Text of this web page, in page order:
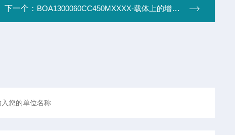
下一个： BOA1300060CC450MXXXX-载体上的增强光放大器